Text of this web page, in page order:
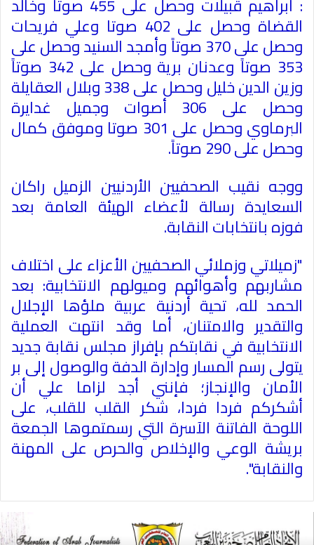
القضاة وحصل على 402 صوتا وعلي فريحات
وحصل على 370 صوتاً وأمجد السنيد وحصل على
353 صوتاً وعدنان برية وحصل على 342 صوتاً
وزين الدين خليل وحصل على 338 وبلال العقايلة
وحصل على 306 أصوات وجميل غدايرة
البرماوي وحصل على 301 صوتا وموفق كمال
وحصل على 290 صوتاً.
ووجه نقيب الصحفيين الأردنيين الزميل راكان
السعايدة رسالة لأعضاء الهيئة العامة بعد
فوزه بانتخابات النقابة.
"زميلاتي وزملائي الصحفيين الأعزاء على اختلاف
مشاربهم وأهوائهم وميولهم الانتخابية: بعد
الحمد لله، تحية أردنية عربية ملؤها الإجلال
والتقدير والامتنان، أما وقد انتهت العملية
الانتخابية في نقابتكم بإفراز مجلس نقابة جديد
يتولى رسم المسار وإدارة الدفة والوصول إلى بر
الأمان والإنجاز؛ فإنني أجد لزاما علي أن
أشكركم فردا فردا، شكر القلب للقلب، على
اللوحة الفاتنة الآسرة التي رسمتموها الجمعة
بريشة الوعي والإخلاص والحرص على المهنة
والنقابة".